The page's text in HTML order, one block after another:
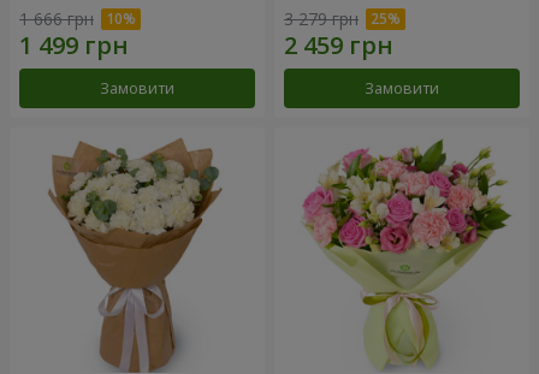
1 666 грн
Замовити
3 279 грн
Замовити